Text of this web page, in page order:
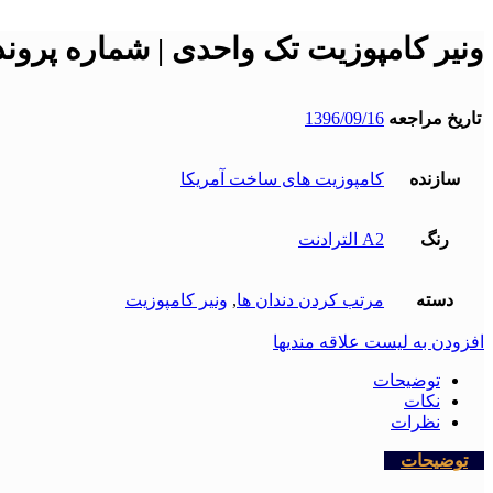
ونیر کامپوزیت تک واحدی | شماره پرونده :
تاریخ مراجعه 1396/09/16
سازنده کامپوزیت های ساخت آمریکا
رنگ A2 الترادنت
دسته مرتب کردن دندان ها, ونیر کامپوزیت
افزودن به لیست علاقه مندیها
توضیحات
نکات
نظرات
توضیحات